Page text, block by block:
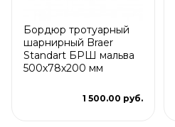
Бордюр тротуарный
шарнирный Braer
Standart БРШ мальва
500х78х200 мм
1 500.00 руб.